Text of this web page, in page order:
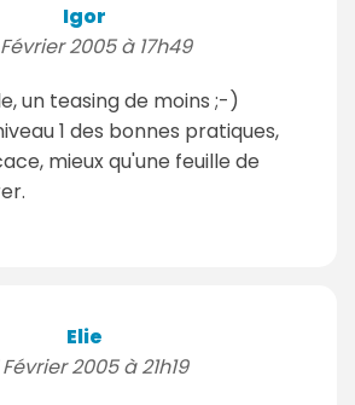
Igor
Février 2005 à 17h49
un teasing de moins ;-)
1 des bonnes pratiques,
mieux qu'une feuille de
Elie
Février 2005 à 21h19